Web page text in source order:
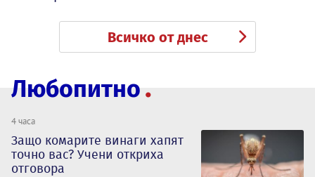
Всичко от днес
Любопитно
4 часа
Защо комарите винаги хапят
точно вас? Учени откриха
отговора